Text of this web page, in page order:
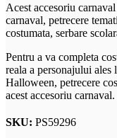
Acest accesoriu
carnaval, petrecere
costumata, serbare
Pentru a va completa
reala a personajului ales
Halloween, petrecere
acest accesoriu carnaval.
SKU: PS59296